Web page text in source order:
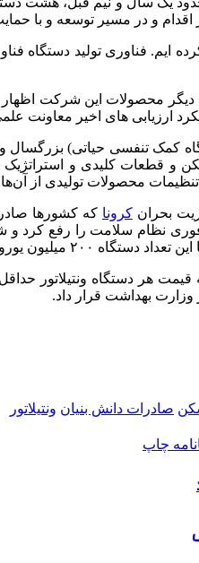
اقدام و در مسیر توسعه و با
طراحی تولید سی تی ۱۲۸ اسلایس را آغاز
(دستگاه کمک تنفسی حیاتی)
و قطعات کلیدی و
تنظیمات محصولات تولیدی از
بحرانکرونا که کشورها
نظام سلامت را رفع کرد و
جویی ارزی صورت گرفت.
صادرات دانش بنیان ونتیلاتور
چاپ